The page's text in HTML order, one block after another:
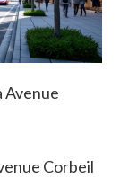
Avenue
Corbeil